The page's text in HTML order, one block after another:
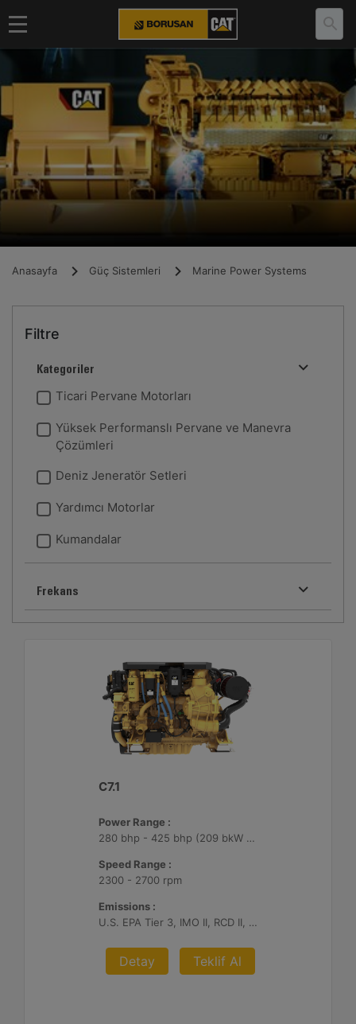
Anasayfa Güç Sistemleri Marine Power Systems
Filtre
Kategoriler
Ticari Pervane Motorları
Yüksek Performanslı Pervane ve Manevra
Çözümleri
Deniz Jeneratör Setleri
Yardımcı Motorlar
Kumandalar
Frekans
C7.1
Power Range :
280 bhp - 425 bhp (209 bkW - 317 bkW)
Speed Range :
2300 - 2700 rpm
Emissions :
U.S. EPA Tier 3, IMO II, RCD II, China II
Detay Teklif Al